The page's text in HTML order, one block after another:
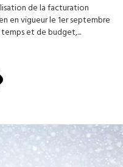
de la facturation
en vigueur le 1er septembre
et de budget,...